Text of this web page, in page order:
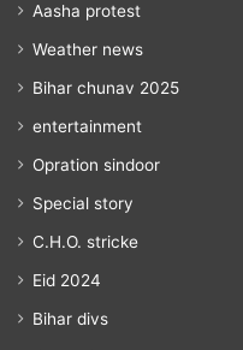
Aasha protest
Weather news
Bihar chunav 2025
entertainment
Opration sindoor
Special story
C.H.O. stricke
Eid 2024
Bihar divs